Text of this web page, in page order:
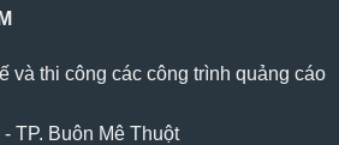
và thi công các công trình quảng cáo
TP. Buôn Mê Thuột